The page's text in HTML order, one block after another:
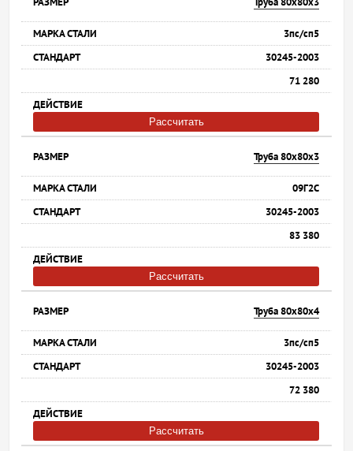
3пс/сп5
30245-2003
71 280
Рассчитать
Труба 80х80х3
09Г2С
30245-2003
83 380
Рассчитать
Труба 80х80х4
3пс/сп5
30245-2003
72 380
Рассчитать